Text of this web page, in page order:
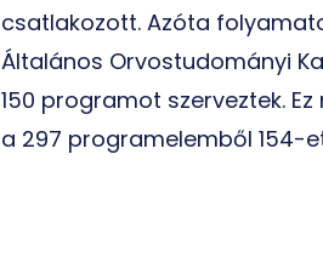
csatlakozott. Azóta
Általános Orvostudományi
150 programot szerveztek.
a 297 programelemből 154-